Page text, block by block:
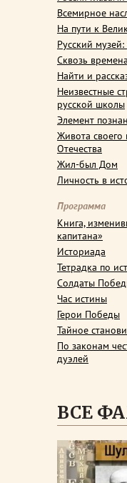
Всемирное
На пути к
Русский
Сквозь времена
Найти и
Неизвестные
русской школы
Элемент
Живота своего
Отечества
Жил-был Дом
Личность в
Программа
Книга,
капитана»
Историада
Тетрадка по
Солдаты
Час истины
Герои Победы
Тайное
По законам
дуэлей
ВСЕ